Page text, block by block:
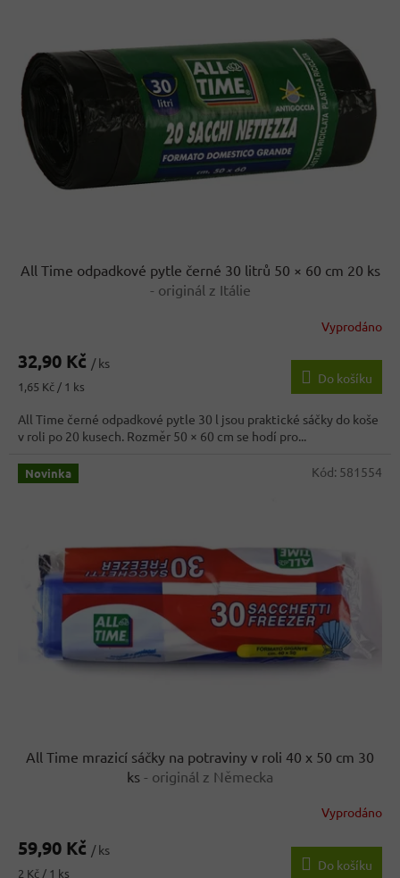
All Time odpadkové pytle černé 30 litrů 50 × 60 cm 20 ks
- originál z Itálie
Vyprodáno
32,90 Kč / ks
Měrná
1,65 Kč / 1 ks
Do košíku
All Time černé odpadkové pytle 30 l jsou praktické sáčky do koše
v roli po 20 kusech. Rozměr 50 × 60 cm se hodí pro...
Novinka
All Time mrazicí sáčky na potraviny v roli 40 x 50 cm 30
ks - originál z Německa
Vyprodáno
59,90 Kč / ks
Měrná
2 Kč / 1 ks
Do košíku
Kód: 581554